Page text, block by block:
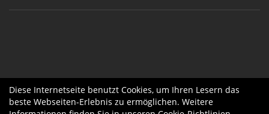
Diese Internetseite benutzt Cookies, um Ihren Lesern das
beste Webseiten-Erlebnis zu ermöglichen. Weitere